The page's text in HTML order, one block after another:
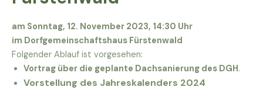
am Sonntag, 12. November 2023, 14:30 Uhr
im Dorfgemeinschaftshaus Fürstenwald
Folgender Ablauf ist vorgesehen:
Vortrag über die geplante Dachsanierung des DGH.
Vorstellung des Jahreskalenders 2024